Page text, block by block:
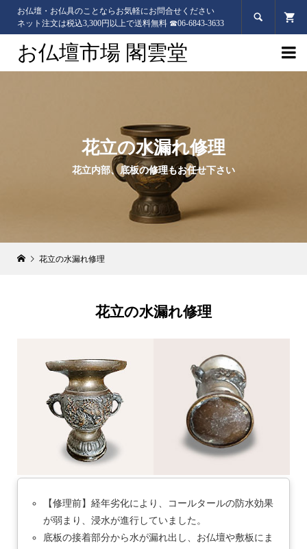
お仏壇・お仏具のことならお気軽にお問合せください
ネット注文は税込3,300円以上で送料無料 ☎06-6843-3633

お仏壇市場 閣雲堂 
花立の水漏れ修理
花立内部、底板の修理もお任せ下さい
花立の水漏れ修理
花立の水漏れ修理
【修理前】経年劣化により、コールタールの防水効果
が弱まり、浸水が進行していました。
底板の接着部分から水が漏れ出し、お仏壇や敷板にま